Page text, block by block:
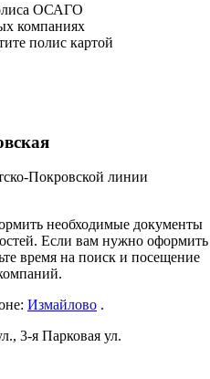
ОСАГО
компаниях
полис картой
Покровской линии
необходимые документы
Если вам нужно оформить
время на поиск и посещение
Измайлово .
, 3-я Парковая ул.